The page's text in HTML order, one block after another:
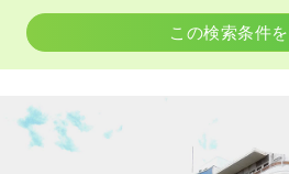
【2交代】※回復期リハビリテー
日勤 8:30～17:00 休憩60分
気になる
3交代（常勤）
給与 万円/月
賞与2.4ヶ
この検索条件